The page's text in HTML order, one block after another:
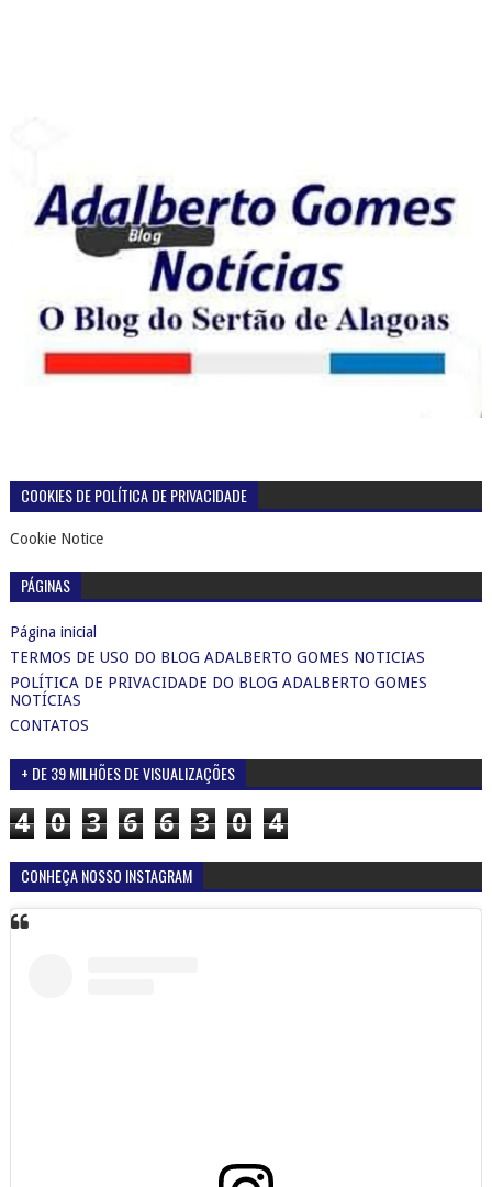
COOKIES DE POLÍTICA DE PRIVACIDADE
Cookie Notice
PÁGINAS
Página inicial
TERMOS DE USO DO BLOG ADALBERTO GOMES NOTICIAS
POLÍTICA DE PRIVACIDADE DO BLOG ADALBERTO GOMES
NOTÍCIAS
CONTATOS
+ DE 39 MILHÕES DE VISUALIZAÇÕES
4 0 3 6 6 3 0 4
CONHEÇA NOSSO INSTAGRAM